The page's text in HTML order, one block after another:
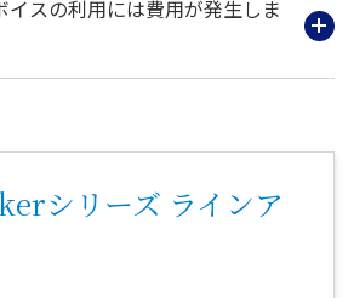
イスの利用には費用が発生しま
シリーズ ラインア